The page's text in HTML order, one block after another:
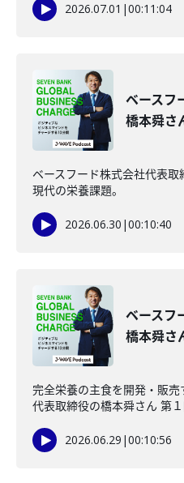
2026.07.01 |00:11:04
ベースフ
橋本舜さ
ベースフード株式会社代表取
現代の栄養課題。
2026.06.30 |00:10:40
ベースフ
橋本舜さ
完全栄養の主食を開発・販
代表取締役の橋本舜さん 第
2026.06.29 |00:10:56